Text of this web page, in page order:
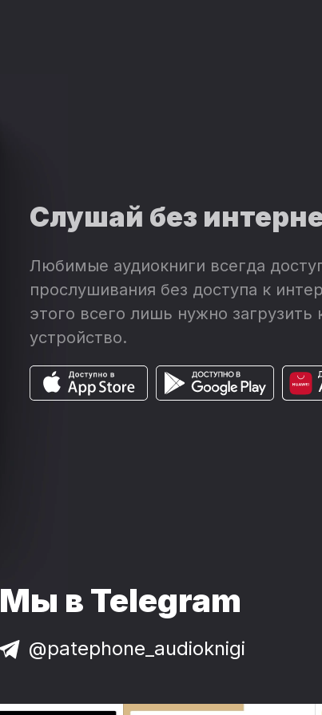
Слушай без
Любимые аудиокниги всегда
прослушивания без доступа к
этого всего лишь нужно загрузить
устройство.
Мы в Telegram
@patephone_audioknigi